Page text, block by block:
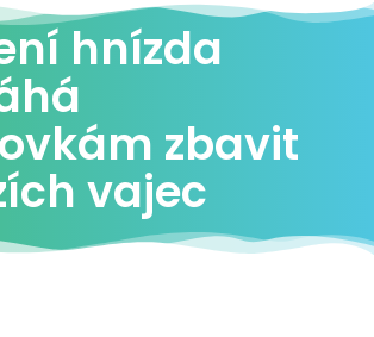
hnízda
zbavit
vajec